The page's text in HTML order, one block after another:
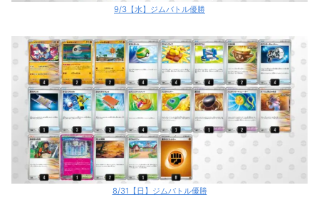
9/3【水】ジムバトル優勝
8/31【日】ジムバトル優勝